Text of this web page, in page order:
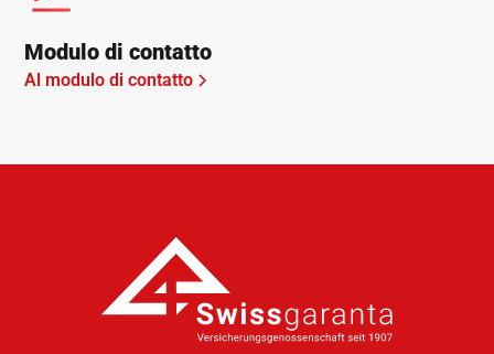
Modulo di contatto
Al modulo di contatto